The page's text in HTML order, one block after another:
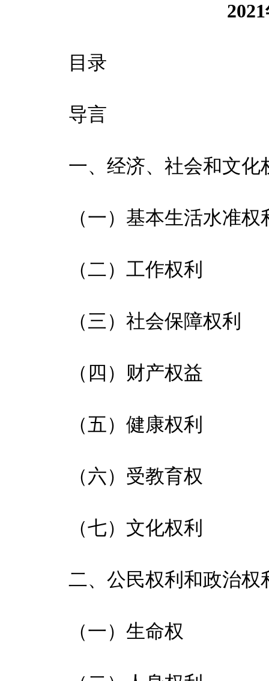
目录
导言
一、经济、社会和文化
（一）基本生活水准权
（二）工作权利
（三）社会保障权利
（四）财产权益
（五）健康权利
（六）受教育权
（七）文化权利
二、公民权利和政治权
（一）生命权